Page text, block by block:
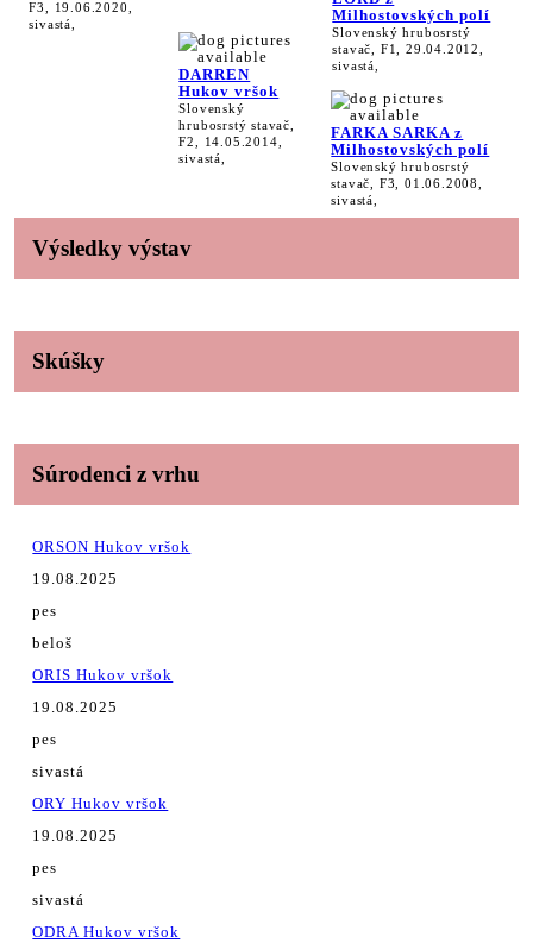
F3, 19.06.2020,
sivastá,
DARREN
Hukov vršok
Slovenský
hrubosrstý stavač,
F2, 14.05.2014,
sivastá,
Milhostovských polí
Slovenský hrubosrstý
stavač, F1, 29.04.2012,
sivastá,
FARKA SARKA z
Milhostovských polí
Slovenský hrubosrstý
stavač, F3, 01.06.2008,
sivastá,
Výsledky výstav
Skúšky
Súrodenci z vrhu
ORSON Hukov vršok
19.08.2025
pes
beloš
ORIS Hukov vršok
19.08.2025
pes
sivastá
ORY Hukov vršok
19.08.2025
pes
sivastá
ODRA Hukov vršok